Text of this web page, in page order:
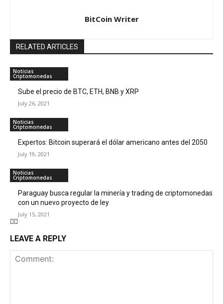
BitCoin Writer
RELATED ARTICLES
Noticias
Criptomonedas
Sube el precio de BTC, ETH, BNB y XRP
July 26, 2021
Noticias
Criptomonedas
Expertos: Bitcoin superará el dólar americano antes del 2050
July 19, 2021
Noticias
Criptomonedas
Paraguay busca regular la minería y trading de criptomonedas
con un nuevo proyecto de ley
July 15, 2021
LEAVE A REPLY